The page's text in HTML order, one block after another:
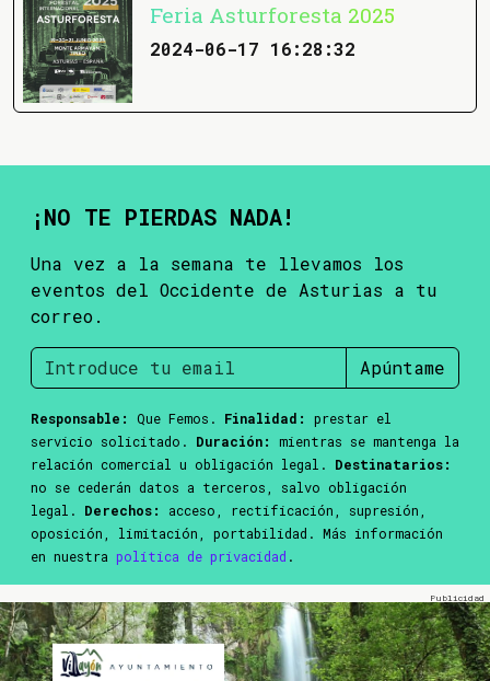
Feria Asturforesta 2025
2024-06-17 16:28:32
¡NO TE PIERDAS NADA!
Una vez a la semana te llevamos los
eventos del Occidente de Asturias a tu
correo.
Apúntame
Responsable: Que Femos. Finalidad:
prestar el
servicio solicitado. Duración:
mientras se mantenga la
relación comercial u obligación legal. Destinatarios:
no se cederán datos a terceros, salvo obligación
legal. Derechos:
acceso, rectificación, supresión,
oposición, limitación, portabilidad. Más información
en nuestra política de privacidad .